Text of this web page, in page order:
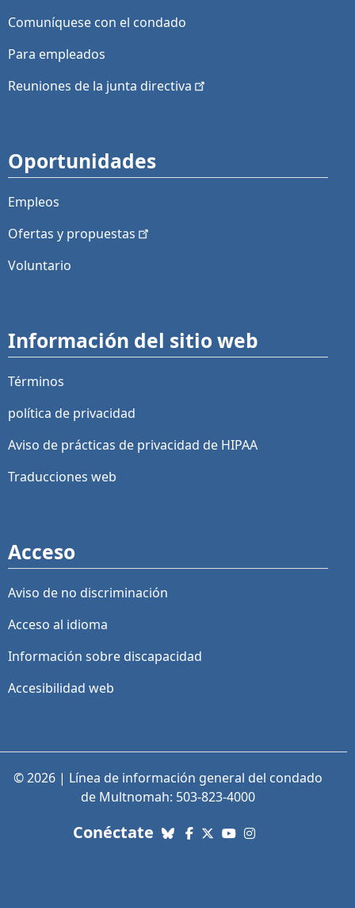
Comuníquese con el condado
Para empleados
Reuniones de la junta directiva
Oportunidades
Empleos
Ofertas y propuestas
Voluntario
Información del sitio web
Términos
política de privacidad
Aviso de prácticas de privacidad de HIPAA
Traducciones web
Acceso
Aviso de no discriminación
Acceso al idioma
Información sobre discapacidad
Accesibilidad web
© 2026 | Línea de información general del condado
de Multnomah: 503-823-4000
Conéctate con nosotros. Enlaces a
Bluesky
Facebook
X (Twitter)
YouTube
Instagram